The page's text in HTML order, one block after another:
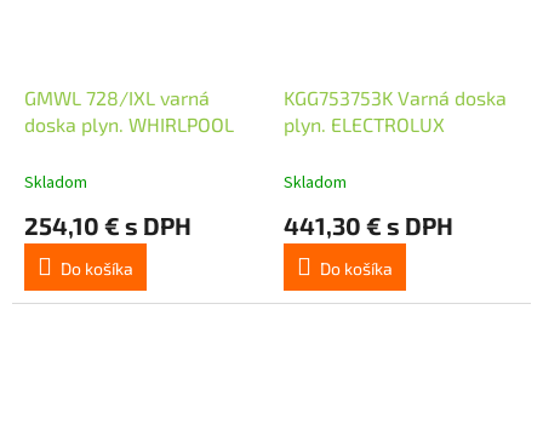
GMWL 728/IXL varná
doska plyn. WHIRLPOOL
Skladom
254,10 € s DPH
Do košíka
KGG753753K Varná doska
plyn. ELECTROLUX
Skladom
441,30 € s DPH
Do košíka